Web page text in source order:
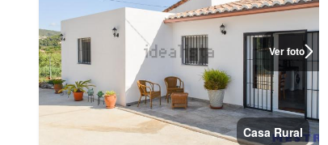
Ver foto
Casa Rural